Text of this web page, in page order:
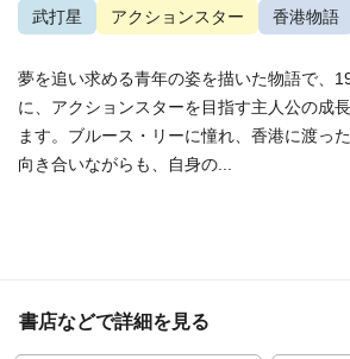
武打星 アクションスター 香港物語
夢を追い求める青年の姿を描いた物語で、
に、アクションスターを目指す主人公の成
ます。ブルース・リーに憧れ、香港に渡っ
向き合いながらも、自身の...
書店などで詳細を見る